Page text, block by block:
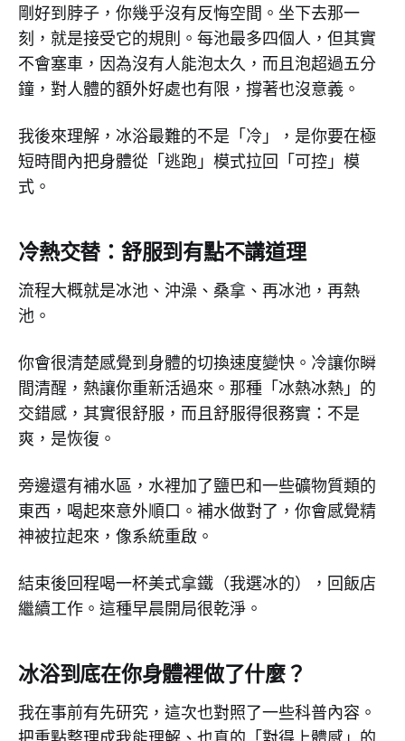
剛好到脖子，你幾乎沒有反悔空間。坐下去那一
刻，就是接受它的規則。每池最多四個人，但其實
不會塞車，因為沒有人能泡太久，而且泡超過五分
鐘，對人體的額外好處也有限，撐著也沒意義。
我後來理解，冰浴最難的不是「冷」，是你要在極
短時間內把身體從「逃跑」模式拉回「可控」模
式。
冷熱交替：舒服到有點不講道理
流程大概就是冰池、沖澡、桑拿、再冰池，再熱
池。
你會很清楚感覺到身體的切換速度變快。冷讓你瞬
間清醒，熱讓你重新活過來。那種「冰熱冰熱」的
交錯感，其實很舒服，而且舒服得很務實：不是
爽，是恢復。
旁邊還有補水區，水裡加了鹽巴和一些礦物質類的
東西，喝起來意外順口。補水做對了，你會感覺精
神被拉起來，像系統重啟。
結束後回程喝一杯美式拿鐵（我選冰的），回飯店
繼續工作。這種早晨開局很乾淨。
冰浴到底在你身體裡做了什麼？
我在事前有先研究，這次也對照了一些科普內容。